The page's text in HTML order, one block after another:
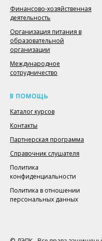
Финансово-хозяйственная
деятельность
Организация питания в
образовательной
организации
Международное
сотрудничество
В ПОМОЩЬ
Каталог курсов
Контакты
Партнерская программа
Справочник слушателя
Политика
конфиденциальности
Политика в отношении
персональных данных